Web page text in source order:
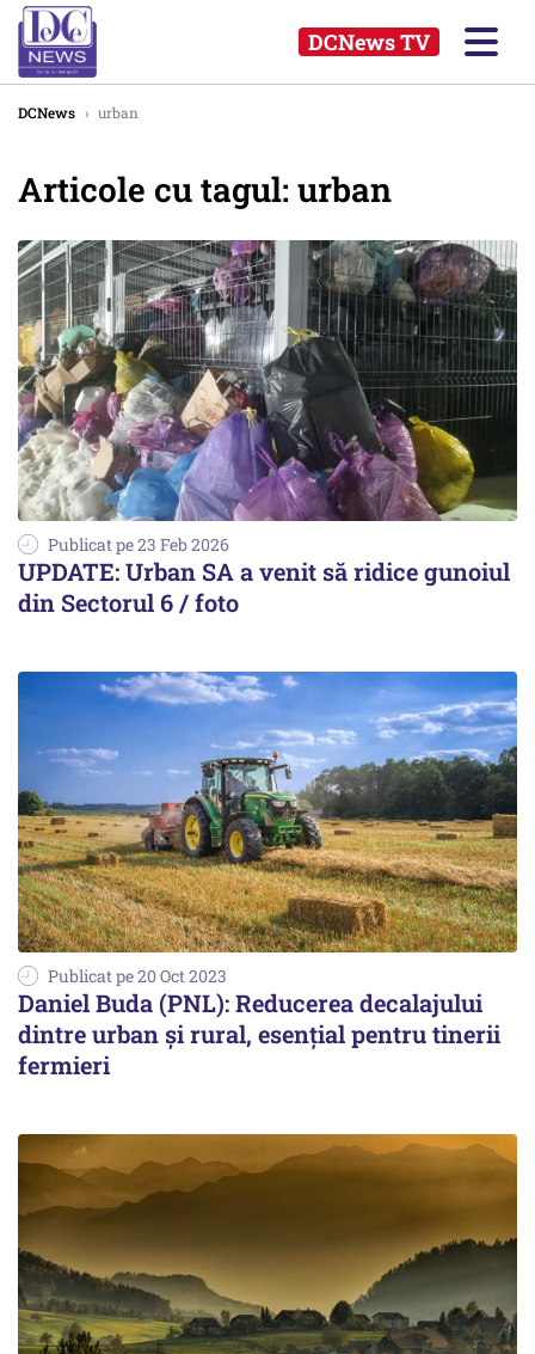
DCNews TV
DCNews › urban
Articole cu tagul: urban
Publicat pe 23 Feb 2026
UPDATE: Urban SA a venit să ridice gunoiul
din Sectorul 6 / foto
Publicat pe 20 Oct 2023
Daniel Buda (PNL): Reducerea decalajului
dintre urban și rural, esențial pentru tinerii
fermieri